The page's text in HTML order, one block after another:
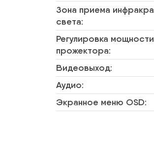
Зона приема
света:
Регулировка
прожектора:
Видеовыход:
Аудио:
Экранное меню OSD: